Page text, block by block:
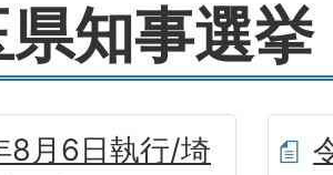
知事選挙
8月6日執行/埼